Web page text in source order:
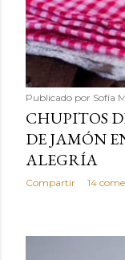
Publicado por Sofía
CHUPITOS
DE JAMÓN
ALEGRÍA
Compartir 14